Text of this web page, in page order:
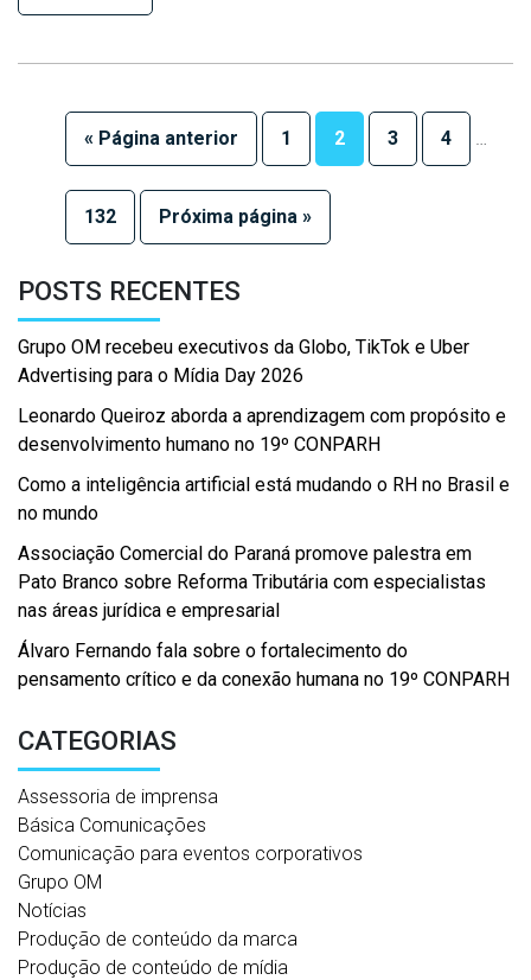
« Página anterior 1 2 3 4 …
132 Próxima página »
POSTS RECENTES
Grupo OM recebeu executivos da Globo, TikTok e Uber
Advertising para o Mídia Day 2026
Leonardo Queiroz aborda a aprendizagem com propósito e
desenvolvimento humano no 19º CONPARH
Como a inteligência artificial está mudando o RH no Brasil e
no mundo
Associação Comercial do Paraná promove palestra em
Pato Branco sobre Reforma Tributária com especialistas
nas áreas jurídica e empresarial
Álvaro Fernando fala sobre o fortalecimento do
pensamento crítico e da conexão humana no 19º CONPARH
CATEGORIAS
Assessoria de imprensa
Básica Comunicações
Comunicação para eventos corporativos
Grupo OM
Notícias
Produção de conteúdo da marca
Produção de conteúdo de mídia